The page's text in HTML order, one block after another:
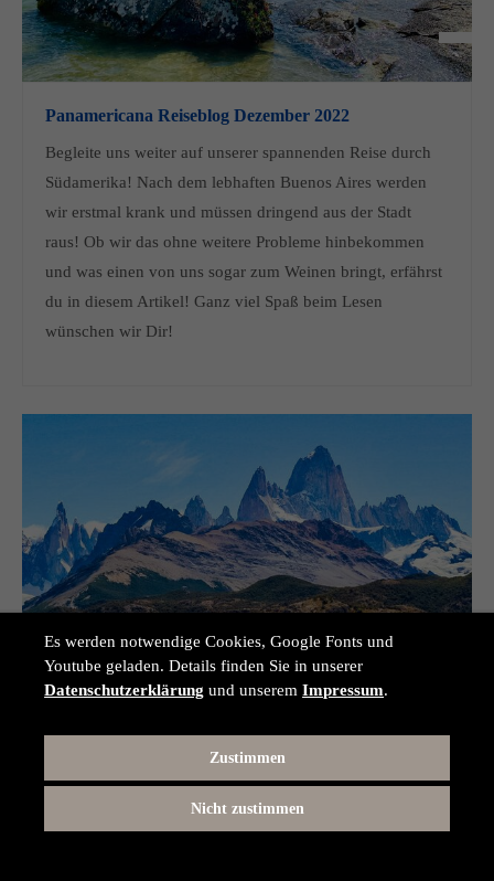
Panamericana Reiseblog Dezember 2022
Begleite uns weiter auf unserer spannenden Reise durch
Südamerika! Nach dem lebhaften Buenos Aires werden
wir erstmal krank und müssen dringend aus der Stadt
raus! Ob wir das ohne weitere Probleme hinbekommen
und was einen von uns sogar zum Weinen bringt, erfährst
du in diesem Artikel! Ganz viel Spaß beim Lesen
wünschen wir Dir!
Die besten Sehenswürdigkeiten in Argentinien
Es werden notwendige Cookies, Google Fonts und
Youtube geladen. Details finden Sie in unserer
Datenschutzerklärung und unseremImpressum.
Zustimmen
Nicht zustimmen